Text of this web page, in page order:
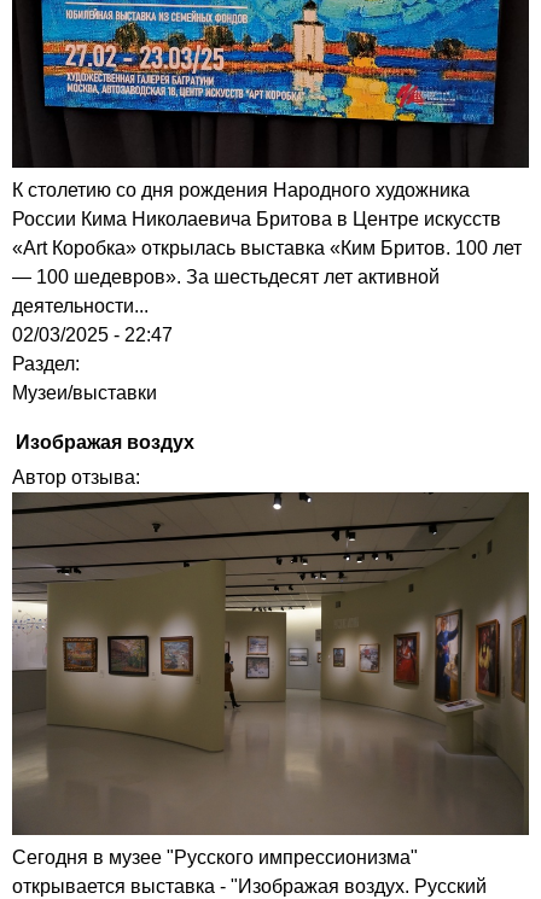
К столетию со дня рождения Народного художника
России Кима Николаевича Бритова в Центре искусств
«Art Коробка» открылась выставка «Ким Бритов. 100 лет
— 100 шедевров». За шестьдесят лет активной
деятельности...
02/03/2025 - 22:47
Раздел:
Музеи/выставки
Изображая воздух
Автор отзыва:
Сегодня в музее "Русского импрессионизма"
открывается выставка - "Изображая воздух. Русский